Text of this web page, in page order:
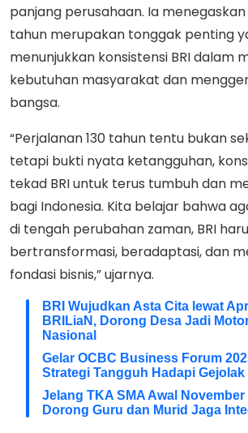
panjang perusahaan. Ia menegaskan
tahun merupakan tonggak penting
menunjukkan konsistensi BRI dalam
kebutuhan masyarakat dan
bangsa.
“Perjalanan 130 tahun tentu bukan
tetapi bukti nyata ketangguhan,
tekad BRI untuk terus tumbuh dan
bagi Indonesia. Kita belajar bahwa
di tengah perubahan zaman, BRI
bertransformasi, beradaptasi, dan
fondasi bisnis,” ujarnya.
BRI Wujudkan Asta Cita lewat
BRILiaN, Dorong Desa Jadi
Nasional
Gelar OCBC Business Forum
Strategi Tangguh Hadapi Gejolak
Jelang TKA SMA Awal November
Dorong Guru dan Murid Jaga